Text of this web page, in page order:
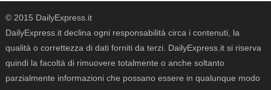
© 2015 DailyExpress.it
DailyExpress.it declina ogni responsabilità circa i contenuti, la
qualità o correttezza di dati forniti da terzi. DailyExpress.it si riserva
quindi la facoltà di rimuovere totalmente o anche soltanto
parzialmente informazioni che possano essere in qualunque modo